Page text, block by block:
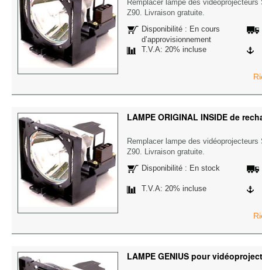
Remplacer lampe des vidéoprojecteurs
Z90. Livraison gratuite.
Disponibilité : En cours
d’approvisionnement
T.V.A: 20% incluse
LAMPE ORIGINAL INSIDE de
Remplacer lampe des vidéoprojecteurs
Z90. Livraison gratuite.
Disponibilité : En stock
T.V.A: 20% incluse
LAMPE GENIUS pour